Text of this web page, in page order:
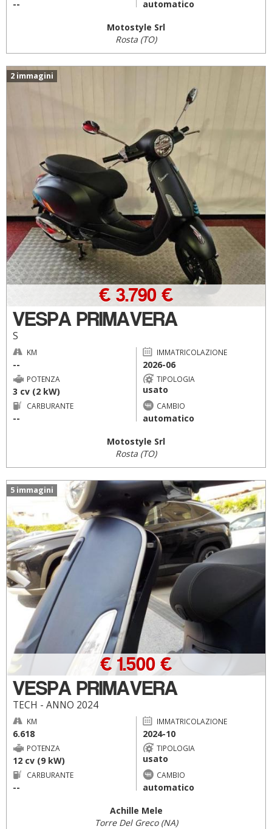
--
automatico
Motostyle Srl
Rosta (TO)
2 immagini
VESPA PRIMAVERA
S
€ 3.790 €
KM
--
IMMATRICOLAZIONE
2026-06
POTENZA
3 cv (2 kW)
TIPOLOGIA
usato
CARBURANTE
--
CAMBIO
automatico
Motostyle Srl
Rosta (TO)
5 immagini
VESPA PRIMAVERA
TECH - ANNO 2024
€ 1.500 €
KM
6.618
IMMATRICOLAZIONE
2024-10
POTENZA
12 cv (9 kW)
TIPOLOGIA
usato
CARBURANTE
--
CAMBIO
automatico
Achille Mele
Torre Del Greco (NA)